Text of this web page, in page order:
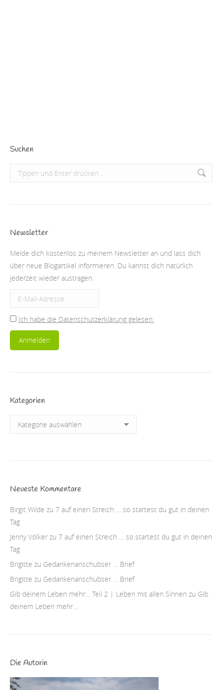
Suchen
Search:
Newsletter
Melde dich kostenlos zu meinem Newsletter an und lass dich
über neue Blogartikel informieren. Du kannst dich natürlich
jederzeit wieder austragen.
Ich habe die Datenschutzerklärung gelesen.
Kategorien
Kategorien
Neueste Kommentare
Birgit Wilde zu 7 auf einen Streich … so startest du gut in deinen
Tag
Jenny Völker zu 7 auf einen Streich … so startest du gut in deinen
Tag
Brigitte zu Gedankenanschubser … Brief
Brigitte zu Gedankenanschubser … Brief
Gib deinem Leben mehr… Teil 2 | Leben mit allen Sinnen zu Gib
deinem Leben mehr…
Die Autorin